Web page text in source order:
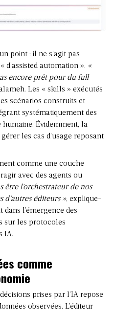
point : il ne s’agit pas
d’assisted automation ». «
encore prêt pour du full
Les « skills » exécutés
scénarios construits et
systématiquement des
Évidemment, la
les cas d’usage reposant
comme une couche
avec des agents ou
être l’orchestrateur de nos
d’autres éditeurs », explique-
dans l’émergence des
sur les protocoles
IA.
comme
prises par l’IA repose
observées. L’éditeur